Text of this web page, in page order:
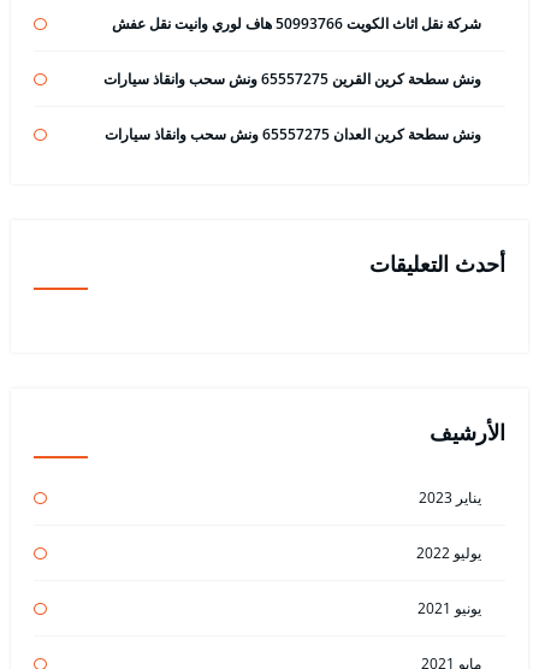
شركة نقل اثاث الكويت 50993766 هاف لوري وانيت نقل عفش
ونش سطحة كرين القرين 65557275 ونش سحب وانقاذ سيارات
ونش سطحة كرين العدان 65557275 ونش سحب وانقاذ سيارات
أحدث التعليقات
الأرشيف
يناير 2023
يوليو 2022
يونيو 2021
مايو 2021